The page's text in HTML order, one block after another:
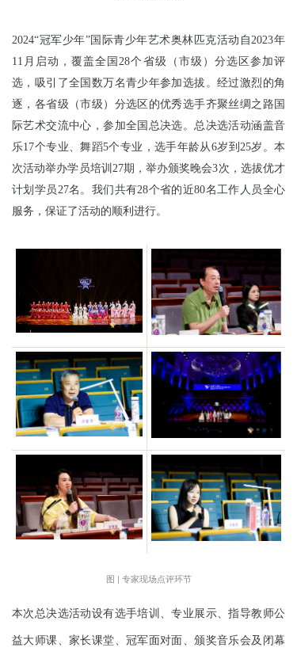
2024“冠军少年”国际青少年艺术奥林匹克活动自2023年
11月启动，覆盖全国28个省级（市级）分选区参加评
选，吸引了全国数万名青少年参加选拔。经过激烈的角
逐，各省级（市级）分选区的优秀选手齐聚丝绸之路国
际艺术交流中心，参加全国总决选。总决选活动涵盖音
乐17个专业、舞蹈5个专业，选手年龄从6岁到25岁。本
次活动举办学员培训27期，举办颁奖晚会3次，选拔优才
计划学员27名。我们共有28个省的近80名工作人员全心
服务，保证了活动的顺利进行。
图 | 专家现场点评环节
本次总决选活动设有选手培训、专业展示、指导教师公
益大师课、家长课堂、冠军面对面、颁奖音乐会及闭幕